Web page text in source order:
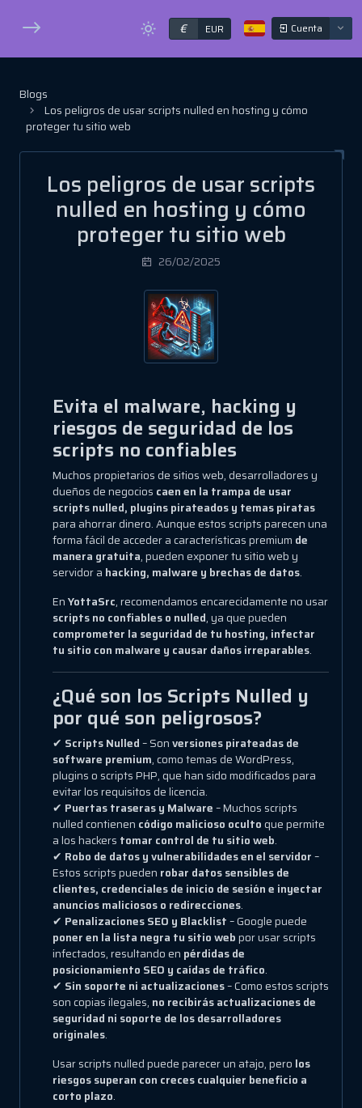
€ EUR Cuenta
Blogs
Los peligros de usar scripts nulled en hosting y cómo
proteger tu sitio web
Los peligros de usar scripts
nulled en hosting y cómo
proteger tu sitio web
26/02/2025
Evita el malware, hacking y
riesgos de seguridad de los
scripts no confiables
Muchos propietarios de sitios web, desarrolladores y
dueños de negocios caen en la trampa de usar
scripts nulled, plugins pirateados y temas piratas
para ahorrar dinero. Aunque estos scripts parecen una
forma fácil de acceder a características premium de
manera gratuita, pueden exponer tu sitio web y
servidor a hacking, malware y brechas de datos.
EnYottaSrc, recomendamos encarecidamente no usar
scripts no confiables o nulled, ya que pueden
comprometer la seguridad de tu hosting, infectar
tu sitio con malware y causar daños irreparables.
¿Qué son los Scripts Nulled y
por qué son peligrosos?
✔ Scripts Nulled– Sonversiones pirateadas de
software premium, como temas de WordPress,
plugins o scripts PHP, que han sido modificados para
evitar los requisitos de licencia.
✔ Puertas traseras y Malware– Muchos scripts
nulled contienen código malicioso ocultoque permite
a los hackers tomar control de tu sitio web.
✔ Robo de datos y vulnerabilidades en el servidor–
Estos scripts pueden robar datos sensibles de
clientes, credenciales de inicio de sesión e inyectar
anuncios maliciosos o redirecciones.
✔ Penalizaciones SEO y Blacklist– Google puede
poner en la lista negra tu sitio webpor usar scripts
infectados, resultando en pérdidas de
posicionamiento SEO y caídas de tráfico.
✔ Sin soporte ni actualizaciones– Como estos scripts
son copias ilegales, no recibirás actualizaciones de
seguridad ni soporte de los desarrolladores
originales.
Usar scripts nulled puede parecer un atajo, pero los
riesgos superan con creces cualquier beneficio a
corto plazo.